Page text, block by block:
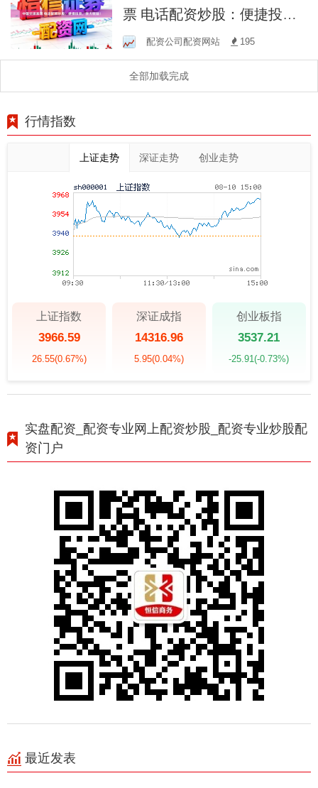
票 电话配资炒股：便捷投
资，放大收益！
配资公司配资网站 195
全部加载完成
行情指数
上证走势 深证走势 创业走势
上证指数
3966.59
26.55(0.67%)
深证成指
14316.96
5.95(0.04%)
创业板指
3537.21
-25.91(-0.73%)
实盘配资_配资专业网上配资炒股_配资专业炒股配
资门户
最近发表